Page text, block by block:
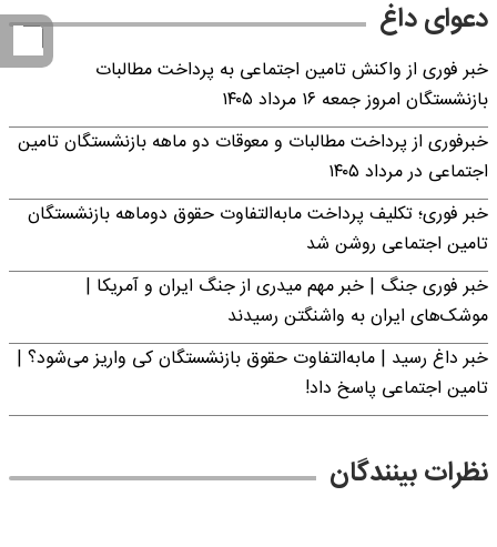
دعوای داغ
خبر فوری از واکنش تامین اجتماعی به پرداخت مطالبات
بازنشستگان امروز جمعه ۱۶ مرداد ۱۴۰۵
خبرفوری از پرداخت مطالبات و معوقات دو ماهه بازنشستگان تامین
اجتماعی در مرداد ۱۴۰۵
خبر فوری؛ تکلیف پرداخت مابه‌التفاوت حقوق دوماهه بازنشستگان
تامین اجتماعی روشن شد
خبر فوری جنگ | خبر مهم میدری از جنگ ایران و آمریکا |
موشک‌های ایران به واشنگتن رسیدند
خبر داغ رسید | مابه‌التفاوت حقوق بازنشستگان کی واریز می‌شود؟ |
تامین اجتماعی پاسخ داد!
نظرات بینندگان